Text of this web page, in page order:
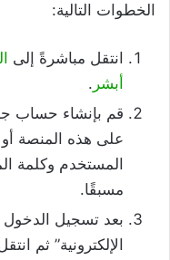
الخطوات التالية:
انتقل مباشرةً إلى
أبشر .
قم بإنشاء حساب
على هذه المنصة
المستخدم وكلمة
مسبقًا.
بعد تسجيل الدخول
الإلكترونية” ثم